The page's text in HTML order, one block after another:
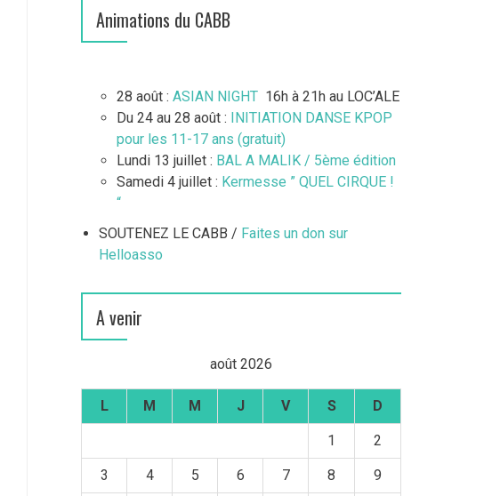
Animations du CABB
28 août : ASIAN NIGHT 16h à 21h au LOC’ALE
Du 24 au 28 août : INITIATION DANSE KPOP
pour les 11-17 ans (gratuit)
Lundi 13 juillet : BAL A MALIK / 5ème édition
Samedi 4 juillet : Kermesse ” QUEL CIRQUE !
“
SOUTENEZ LE CABB / Faites un don sur
Helloasso
A venir
août 2026
L M M J V S D
1 2
3 4 5 6 7 8 9